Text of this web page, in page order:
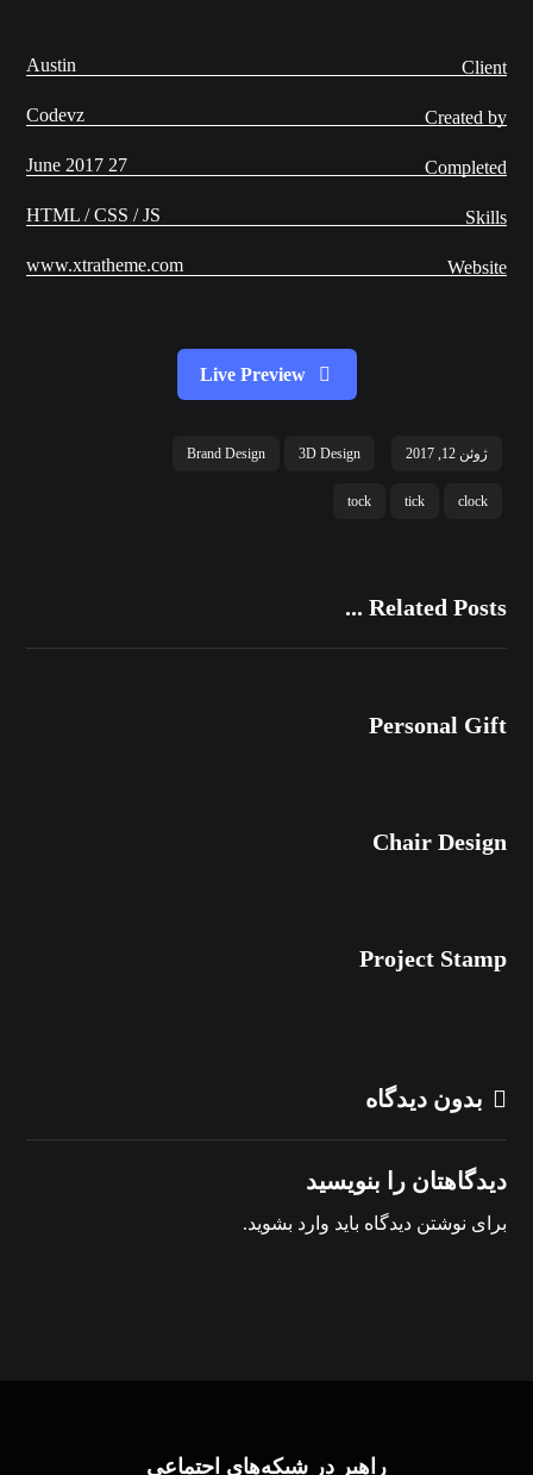
Client
Austin
Created by
Codevz
Completed
27 June 2017
Skills
HTML / CSS / JS
Website
www.xtratheme.com
Live Preview
ژوئن 12, 2017 3D Design
Brand Design
clock
tick
tock
Related Posts ...
Personal Gift
Chair Design
Project Stamp
بدون دیدگاه
دیدگاهتان را بنویسید
برای نوشتن دیدگاه باید وارد بشوید.
راهبر در شبکه‌های اجتماعی